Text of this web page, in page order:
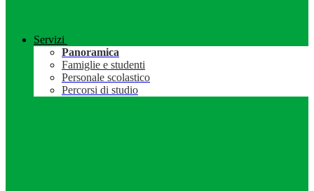
Servizi
Panoramica
Famiglie e studenti
Personale scolastico
Percorsi di studio